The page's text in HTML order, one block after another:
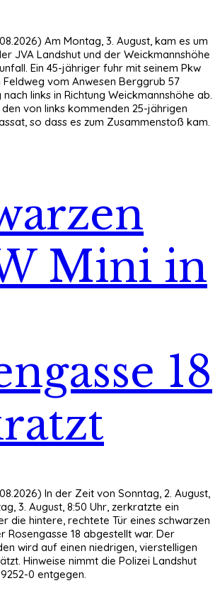
Am Montag, 3. August, kam es um
JVA Landshut und der Weickmannshöhe
Ein 45-jähriger fuhr mit seinem Pkw
Feldweg vom Anwesen Berggrub 57
links in Richtung Weickmannshöhe ab.
von links kommenden 25-jährigen
so dass es zum Zusammenstoß kam.
Mini in
18
In der Zeit von Sonntag, 2. August,
3. August, 8:50 Uhr, zerkratzte ein
die hintere, rechtete Tür eines schwarzen
Rosengasse 18 abgestellt war. Der
wird auf einen niedrigen, vierstelligen
Hinweise nimmt die Polizei Landshut
0 entgegen.